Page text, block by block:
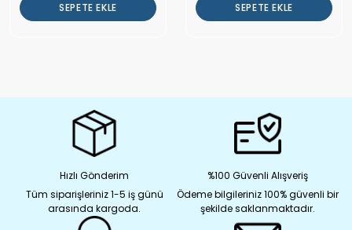
SEPETE EKLE SEPETE EKLE
Hızlı Gönderim
Tüm siparişleriniz 1-5 iş günü
arasında kargoda.
%100 Güvenli Alışveriş
Ödeme bilgileriniz 100% güvenli bir
şekilde saklanmaktadır.